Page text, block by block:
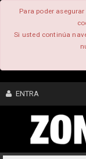
Para poder
Si usted continúa
ENTRA
CONTENIDO